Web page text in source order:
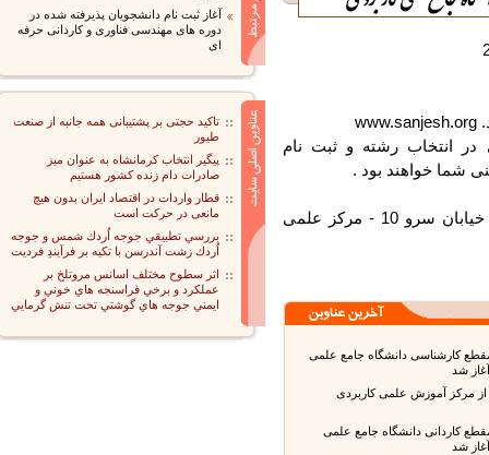
انتخاب رشته و ثبت نام
خواهند بود .
رباط کریم - شهرک صنعتی نصیرآباد - خیابان سرو 10 - مرکز علمی
کارشناسی دانشگاه جامع علمی
شد
مرکز آموزش علمی کاربردی
کاردانی دانشگاه جامع علمی
شد
آغاز ثبت نام دانشجویان پذیرفته شده در
دوره های مهندسی فناوری و کاردانی حرفه
تاکید حجتی بر پشتیبانی همه جانبه از صنعت
طیور
پیگیر انتخاب کرمانشاه به عنوان میز
صادرات دام زنده کشور هستیم
قطار واردات در اقتصاد ایران بدون هیچ
مانعی در حرکت است
بررسي تطبيقي جوجه اُردك شمس و جوجه
اُردك زشت آندرسن با تكيه بر فرآيندِ فرديت
اثر سطوح مختلف اسانس مروتلخ بر
عملكرد و برخي فراسنجه هاي خوني و
ايمني جوجه هاي گوشتي تحت تنش گرمايي